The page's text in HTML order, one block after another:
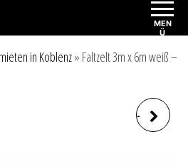
MEN
Ü
in Koblenz» Faltzelt 3m x 6m weiß –
FALTZELT 3M X 6M WEISS - P